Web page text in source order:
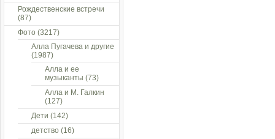
Рождественские встречи
(87)
Фото (3217)
Алла Пугачева и другие
(1987)
Алла и ее
музыканты (73)
Алла и М. Галкин
(127)
Дети (142)
детство (16)